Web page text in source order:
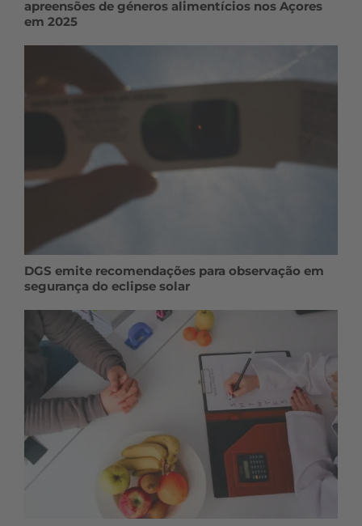
apreensões de géneros alimentícios nos Açores
em 2025
DGS emite recomendações para observação em
segurança do eclipse solar